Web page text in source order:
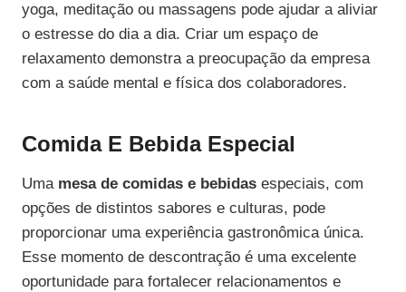
yoga, meditação ou massagens pode ajudar a aliviar
o estresse do dia a dia. Criar um espaço de
relaxamento demonstra a preocupação da empresa
com a saúde mental e física dos colaboradores.
Comida E Bebida Especial
Uma mesa de comidas e bebidas especiais, com
opções de distintos sabores e culturas, pode
proporcionar uma experiência gastronômica única.
Esse momento de descontração é uma excelente
oportunidade para fortalecer relacionamentos e